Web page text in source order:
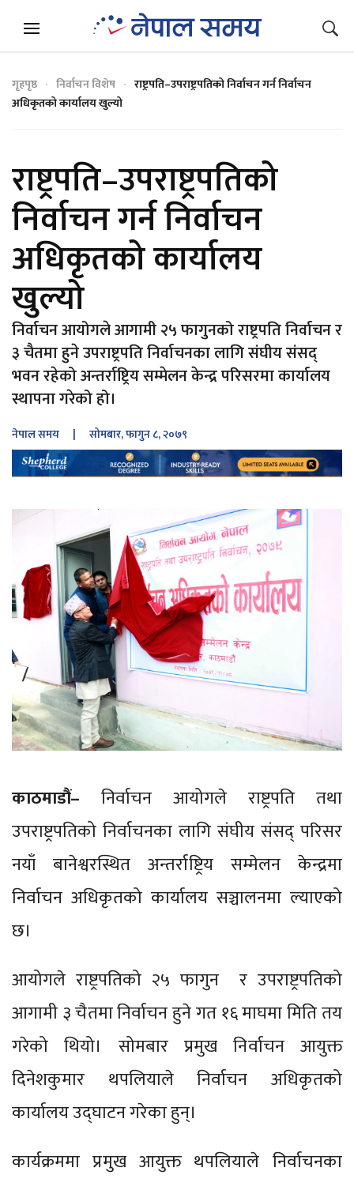
गृहपृष्ठ निर्वाचन विशेष
राष्ट्रपति–उपराष्ट्रपतिको निर्वाचन गर्न निर्वाचन
अधिकृतको कार्यालय खुल्यो
राष्ट्रपति–उपराष्ट्रपतिको
निर्वाचन गर्न निर्वाचन
अधिकृतको कार्यालय
खुल्यो
निर्वाचन आयोगले आगामी २५ फागुनको राष्ट्रपति निर्वाचन र
३ चैतमा हुने उपराष्ट्रपति निर्वाचनका लागि संघीय संसद्
भवन रहेको अन्तर्राष्ट्रिय सम्मेलन केन्द्र परिसरमा कार्यालय
स्थापना गरेको हो।
नेपाल समय | सोमबार, फागुन ८, २०७९
काठमाडौं–निर्वाचन आयोगले राष्ट्रपति तथा
उपराष्ट्रपतिको निर्वाचनका लागि संघीय संसद् परिसर
नयाँ बानेश्वरस्थित अन्तर्राष्ट्रिय सम्मेलन केन्द्रमा
निर्वाचन अधिकृतको कार्यालय सञ्चालनमा ल्याएको
छ।
आयोगले राष्ट्रपतिको २५ फागुन र उपराष्ट्रपतिको
आगामी ३ चैतमा निर्वाचन हुने गत १६ माघमा मिति तय
गरेको थियो। सोमबार प्रमुख निर्वाचन आयुक्त
दिनेशकुमार थपलियाले निर्वाचन अधिकृतको
कार्यालय उद्घाटन गरेका हुन्।
कार्यक्रममा प्रमुख आयुक्त थपलियाले निर्वाचनका